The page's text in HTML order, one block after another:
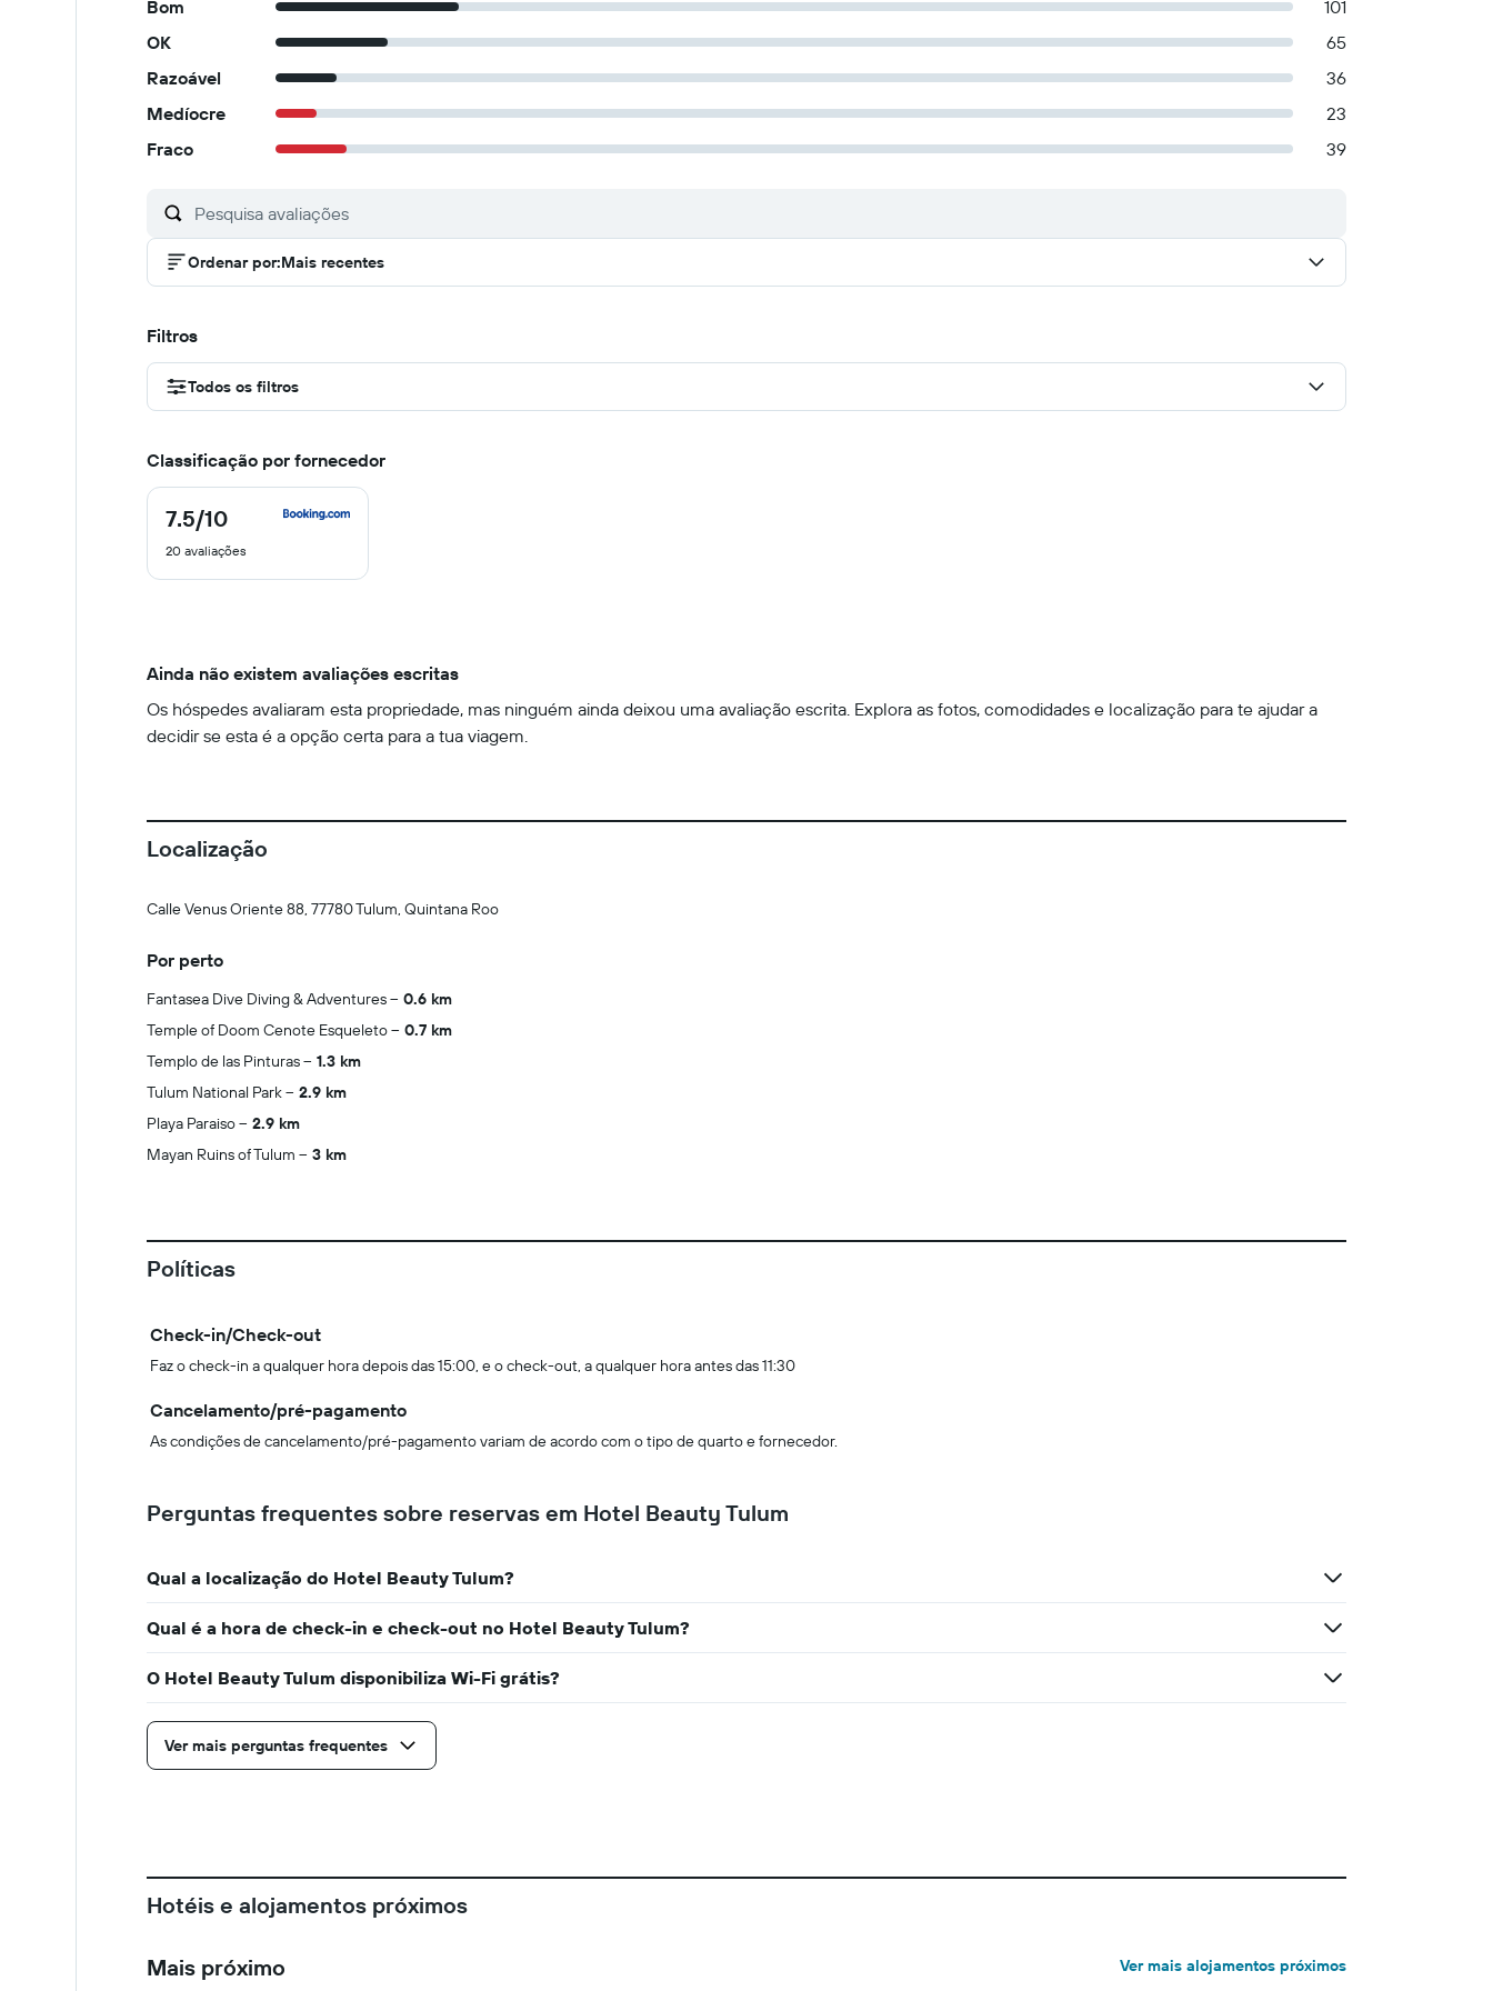
Bom
101
OK
65
Razoável
36
Medíocre
23
Fraco
39
Ordenar por:Mais recentes
Filtros
Todos os filtros
Classificação por fornecedor
7.5/10
7.5
10
20 avaliações
Ainda não existem avaliações escritas
Os hóspedes avaliaram esta propriedade, mas ninguém ainda deixou uma avaliação escrita. Explora as fotos, comodidades e localização para te ajudar a
decidir se esta é a opção certa para a tua viagem.
Localização
Calle Venus Oriente 88, 77780 Tulum, Quintana Roo
Por perto
Fantasea Dive Diving & Adventures
0.6 km
Temple of Doom Cenote Esqueleto
0.7 km
Templo de las Pinturas
1.3 km
Tulum National Park
2.9 km
Playa Paraiso
2.9 km
Mayan Ruins of Tulum
3 km
Políticas
Check-in/Check-out
Faz o check-in a qualquer hora depois das 15:00, e o check-out, a qualquer hora antes das 11:30
Cancelamento/pré-pagamento
As condições de cancelamento/pré-pagamento variam de acordo com o tipo de quarto e fornecedor.
Perguntas frequentes sobre reservas em Hotel Beauty Tulum
Qual a localização do Hotel Beauty Tulum?
Qual é a hora de check-in e check-out no Hotel Beauty Tulum?
O Hotel Beauty Tulum disponibiliza Wi-Fi grátis?
Ver mais perguntas frequentes
Hotéis e alojamentos próximos
Mais próximo Ver mais alojamentos próximos